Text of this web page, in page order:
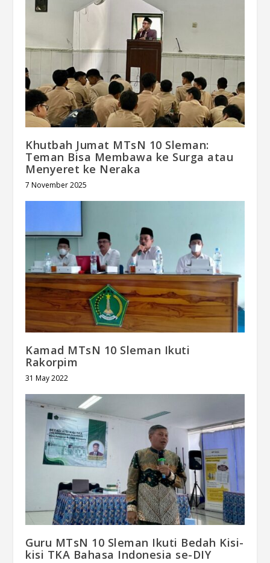
Khutbah Jumat MTsN 10 Sleman:
Teman Bisa Membawa ke Surga atau
Menyeret ke Neraka
7 November 2025
Kamad MTsN 10 Sleman Ikuti
Rakorpim
31 May 2022
Guru MTsN 10 Sleman Ikuti Bedah Kisi-
kisi TKA Bahasa Indonesia se-DIY